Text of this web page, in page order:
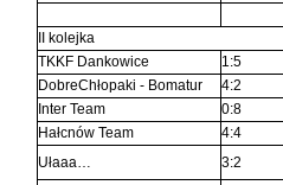
II kolejka
TKKF Dankowice
1:5
DobreChłopaki - Bomatur
4:2
Inter Team
0:8
Hałcnów Team
4:4
Ułaaa…
3:2